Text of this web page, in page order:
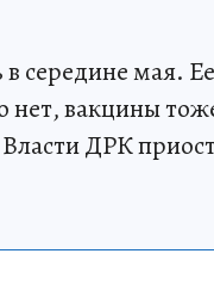
середине мая.
нет, вакцины
ДРК